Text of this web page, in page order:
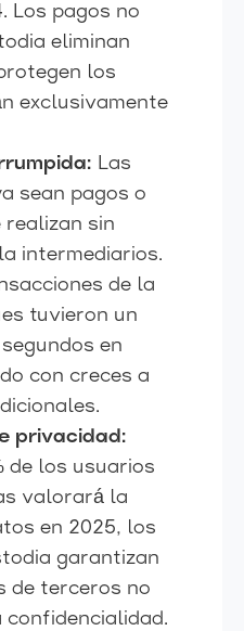
Los pagos no
eliminan
los
exclusivamente
Las
sean pagos o
realizan sin
intermediarios.
de la
tuvieron un
en
con creces a
privacidad:
de los usuarios
valorará la
en 2025, los
garantizan
de terceros no